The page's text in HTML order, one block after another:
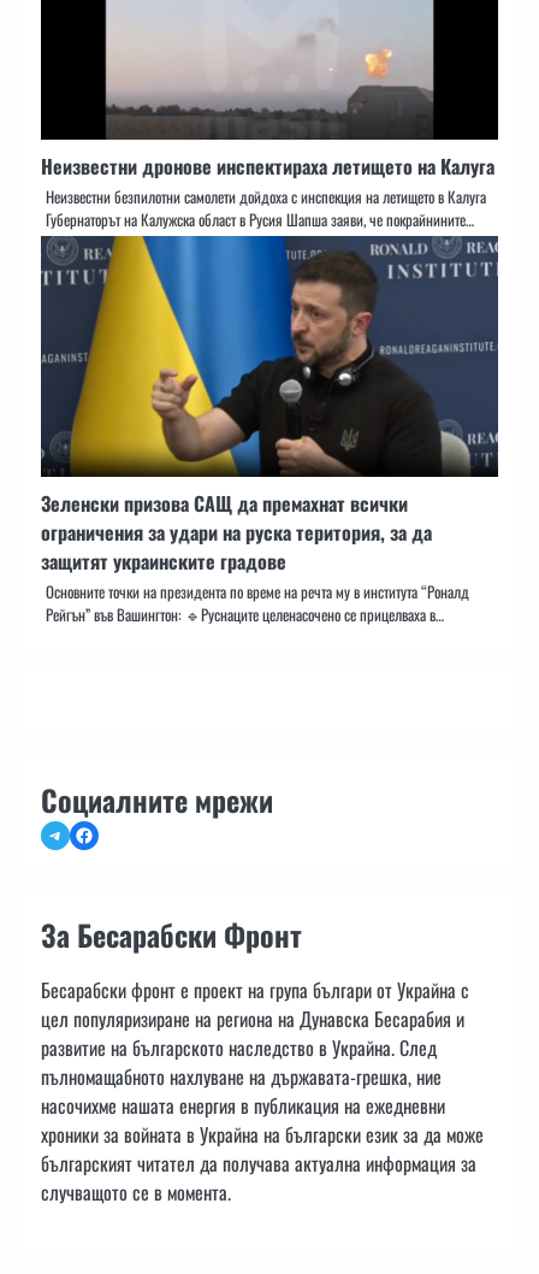
Неизвестни дронове инспектираха летището на Калуга
Неизвестни безпилотни самолети дойдоха с инспекция на летището в Калуга
Губернаторът на Калужска област в Русия Шапша заяви, че покрайнините…
Зеленски призова САЩ да премахнат всички
ограничения за удари на руска територия, за да
защитят украинските градове
Основните точки на президента по време на речта му в института “Роналд
Рейгън” във Вашингтон: 🔹Руснаците целенасочено се прицелваха в…
Социалните мрежи
TelegramFacebook
За Бесарабски Фронт
Бесарабски фронт е проект на група българи от Украйна с
цел популяризиране на региона на Дунавска Бесарабия и
развитие на българското наследство в Украйна. След
пълномащабното нахлуване на държавата-грешка, ние
насочихме нашата енергия в публикация на ежедневни
хроники за войната в Украйна на български език за да може
българският читател да получава актуална информация за
случващото се в момента.